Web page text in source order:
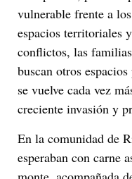
vulnerable frente a
espacios territoriales
conflictos, las
buscan otros
se vuelve cada vez
creciente invasión y
En la comunidad de
esperaban con carne